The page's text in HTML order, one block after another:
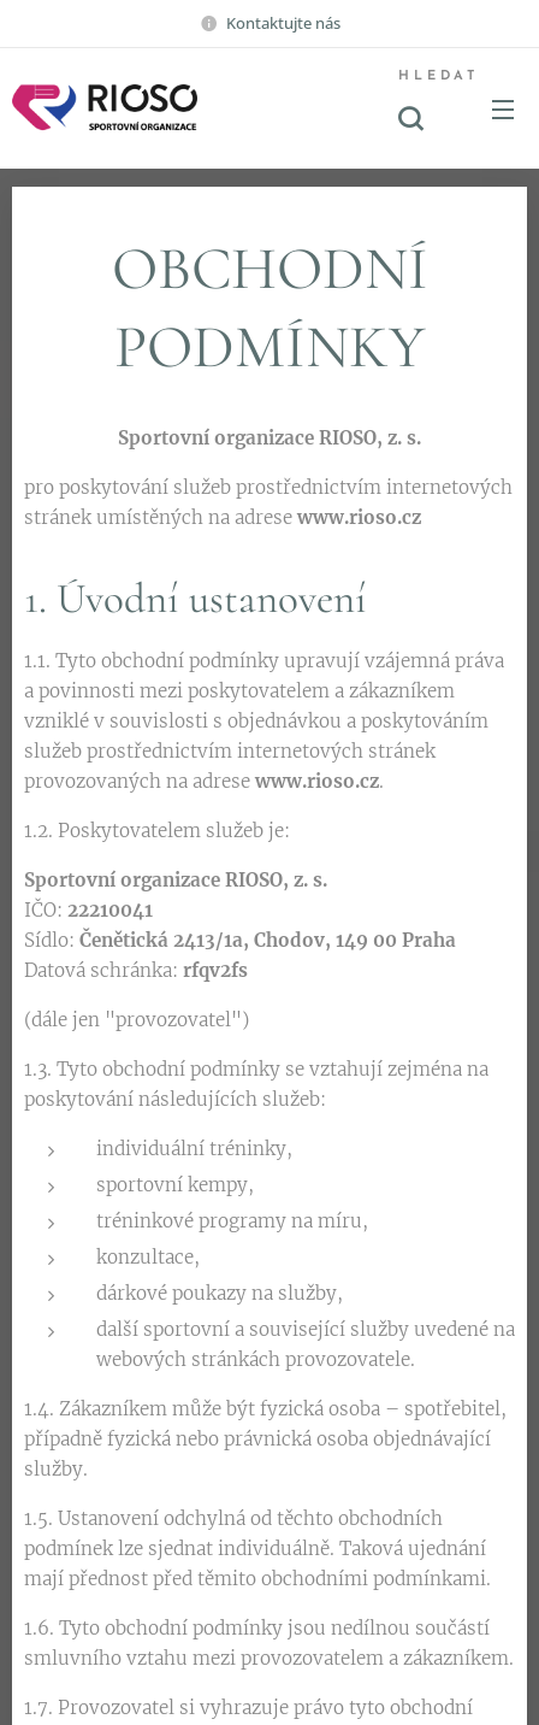
Kontaktujte nás
HLEDAT
OBCHODNÍ
PODMÍNKY
Sportovní organizace RIOSO, z. s.
pro poskytování služeb prostřednictvím internetových
stránek umístěných na adresewww.rioso.cz
1. Úvodní ustanovení
1.1. Tyto obchodní podmínky upravují vzájemná práva
a povinnosti mezi poskytovatelem a zákazníkem
vzniklé v souvislosti s objednávkou a poskytováním
služeb prostřednictvím internetových stránek
provozovaných na adresewww.rioso.cz.
1.2. Poskytovatelem služeb je:
Sportovní organizace RIOSO, z. s.
IČO: 22210041
Sídlo: Čenětická 2413/1a, Chodov, 149 00 Praha
Datová schránka: rfqv2fs
(dále jen "provozovatel")
1.3. Tyto obchodní podmínky se vztahují zejména na
poskytování následujících služeb:
individuální tréninky,
sportovní kempy,
tréninkové programy na míru,
konzultace,
dárkové poukazy na služby,
další sportovní a související služby uvedené na
webových stránkách provozovatele.
1.4. Zákazníkem může být fyzická osoba – spotřebitel,
případně fyzická nebo právnická osoba objednávající
služby.
1.5. Ustanovení odchylná od těchto obchodních
podmínek lze sjednat individuálně. Taková ujednání
mají přednost před těmito obchodními podmínkami.
1.6. Tyto obchodní podmínky jsou nedílnou součástí
smluvního vztahu mezi provozovatelem a zákazníkem.
1.7. Provozovatel si vyhrazuje právo tyto obchodní